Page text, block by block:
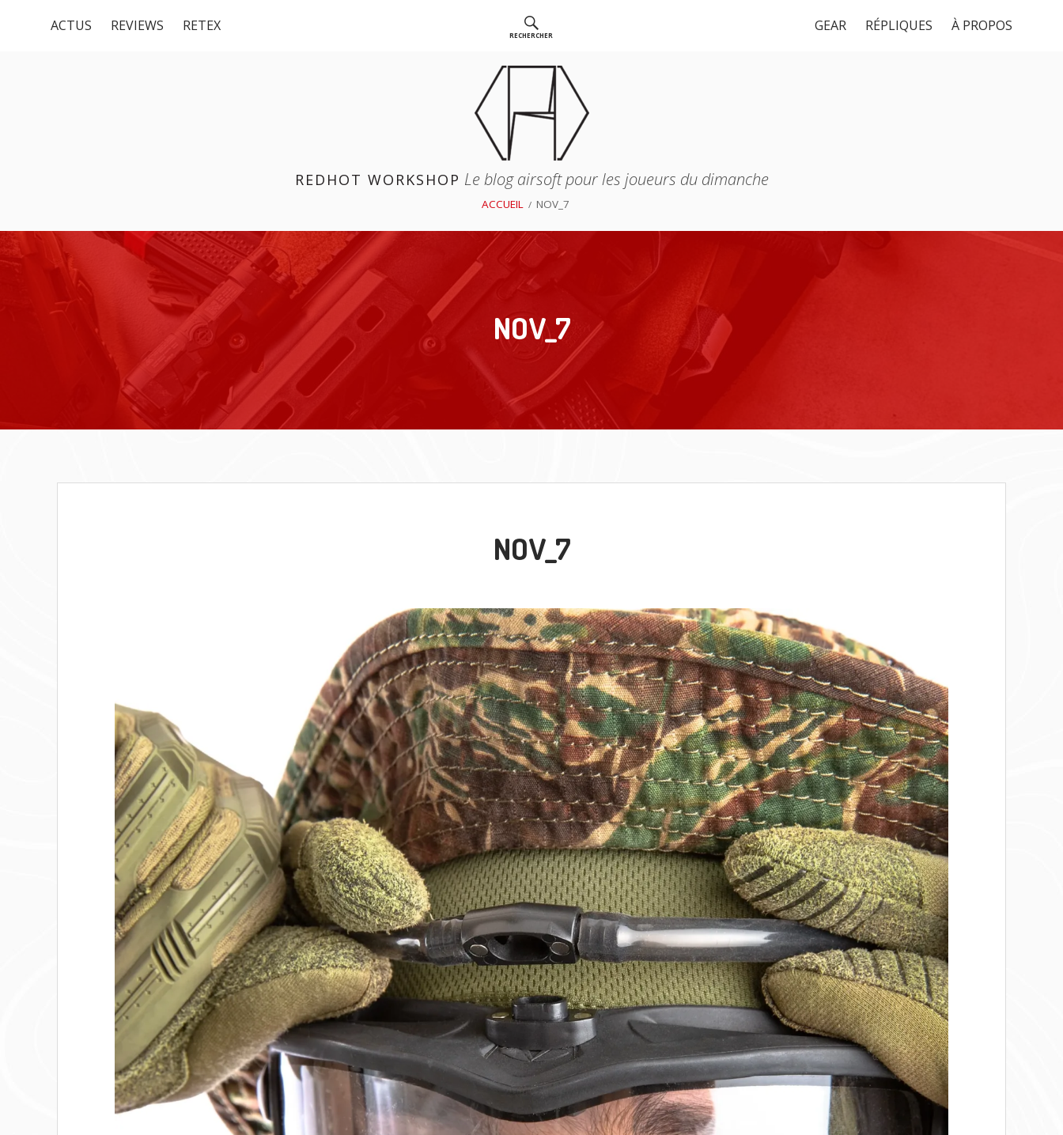
RECHERCHER
MenuACTUS REVIEWS RETEX GEAR RÉPLIQUES À PROPOS
REDHOT WORKSHOP Le blog airsoft pour les joueurs du dimanche
D'ARIANE
ACCUEIL NOV_7
NOV_7
NOV_7